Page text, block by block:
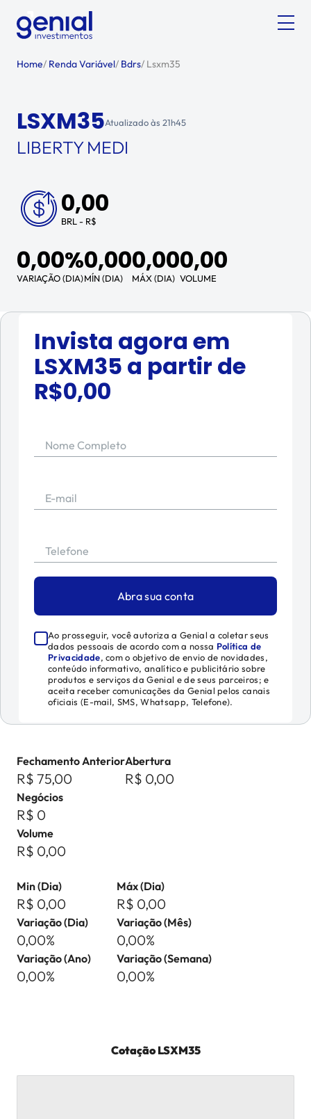
Home/ Renda Variável/ Bdrs/ Lsxm35
LSXM35Atualizado às 21h45
LIBERTY MEDI
0,00
BRL - R$
0,00%
VARIAÇÃO (DIA)
0,00
MÍN (DIA)
0,00
MÁX (DIA)
0,00
VOLUME
Invista agora em
LSXM35 a partir de
R$0,00
Nome Completo
E-mail
Telefone
Abra sua conta
Ao prosseguir, você autoriza a Genial a coletar seus
dados pessoais de acordo com a nossa Política de
Privacidade, com o objetivo de envio de novidades,
conteúdo informativo, analítico e publicitário sobre
produtos e serviços da Genial e de seus parceiros; e
aceita receber comunicações da Genial pelos canais
oficiais (E-mail, SMS, Whatsapp, Telefone).
Fechamento Anterior
R$ 75,00
Abertura
R$ 0,00
Negócios
R$ 0
Volume
R$ 0,00
Min (Dia)
R$ 0,00
Máx (Dia)
R$ 0,00
Variação (Dia)
0,00%
Variação (Mês)
0,00%
Variação (Ano)
0,00%
Variação (Semana)
0,00%
CotaçãoLSXM35